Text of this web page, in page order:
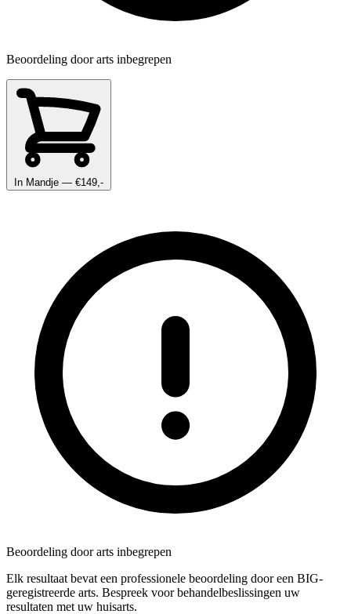
Beoordeling door arts inbegrepen
In Mandje — €149,-
Beoordeling door arts inbegrepen
Elk resultaat bevat een professionele beoordeling door een BIG-
geregistreerde arts. Bespreek voor behandelbeslissingen uw
resultaten met uw huisarts.